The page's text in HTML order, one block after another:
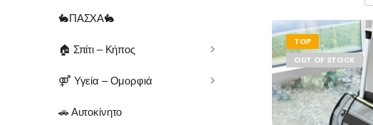
🐇ΠΑΣΧΑ🐇
🏠 Σπίτι – Κήπος
⚤ Υγεία – Ομορφιά
🚗 Αυτοκίνητο
TOP
OUT OF STOCK